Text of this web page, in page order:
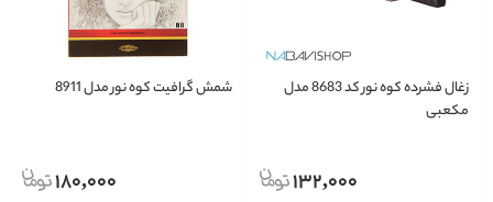
زغال فشرده کوه نور کد 8683 مدل
مکعبی
132,000
شمش گرافیت کوه نور مدل 8911
180,000